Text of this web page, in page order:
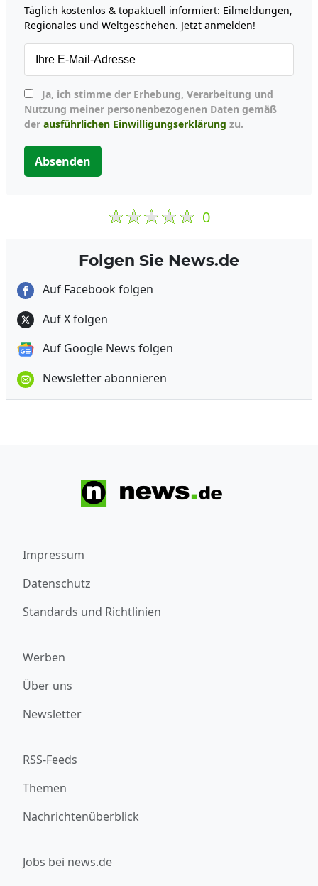
Täglich kostenlos & topaktuell informiert: Eilmeldungen,
Regionales und Weltgeschehen. Jetzt anmelden!
Nutzung meiner personenbezogenen Daten gemäß
der ausführlichen Einwilligungserklärung zu.
Absenden
0
Folgen Sie News.de
Auf Facebook folgen
Auf X folgen
Auf Google News folgen
Newsletter abonnieren
Impressum
Datenschutz
Standards und Richtlinien
Werben
Über uns
Newsletter
RSS-Feeds
Themen
Nachrichtenüberblick
Jobs bei news.de